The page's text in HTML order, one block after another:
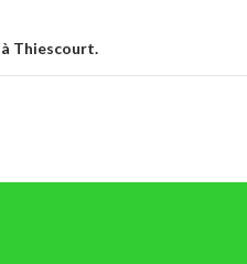
à Thiescourt.